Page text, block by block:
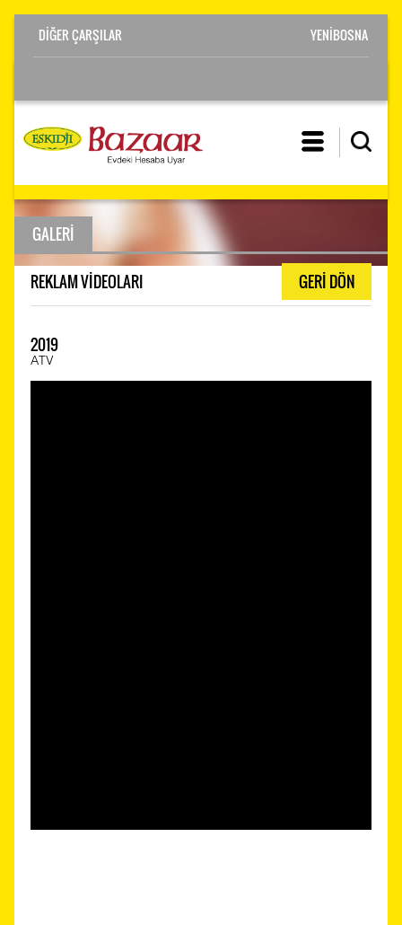
YENİBOSNA
GALERİ
GERİ DÖN
REKLAM VİDEOLARI
2019
ATV